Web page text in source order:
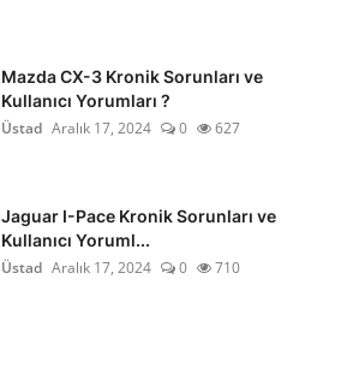
Mazda CX-3 Kronik Sorunları ve
Kullanıcı Yorumları ?
Üstad Aralık 17, 2024 0 627
Jaguar I-Pace Kronik Sorunları ve
Kullanıcı Yoruml...
Üstad Aralık 17, 2024 0 710